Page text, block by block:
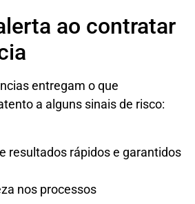
ao contratar
entregam o que
a alguns sinais de risco:
resultados rápidos e garantidos
nos processos